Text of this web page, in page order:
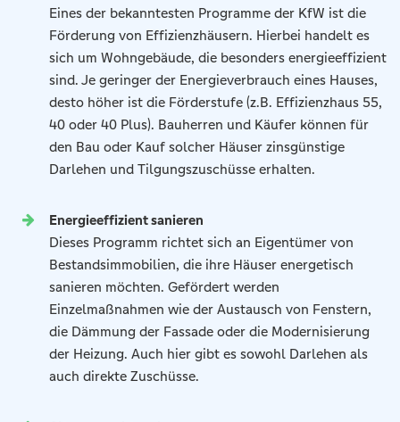
Eines der bekanntesten Programme der KfW ist die
Förderung von Effizienzhäusern. Hierbei handelt es
sich um Wohngebäude, die besonders energieeffizient
sind. Je geringer der Energieverbrauch eines Hauses,
desto höher ist die Förderstufe (z.B. Effizienzhaus 55,
40 oder 40 Plus). Bauherren und Käufer können für
den Bau oder Kauf solcher Häuser zinsgünstige
Darlehen und Tilgungszuschüsse erhalten.
Energieeffizient sanieren
Dieses Programm richtet sich an Eigentümer von
Bestandsimmobilien, die ihre Häuser energetisch
sanieren möchten. Gefördert werden
Einzelmaßnahmen wie der Austausch von Fenstern,
die Dämmung der Fassade oder die Modernisierung
der Heizung. Auch hier gibt es sowohl Darlehen als
auch direkte Zuschüsse.